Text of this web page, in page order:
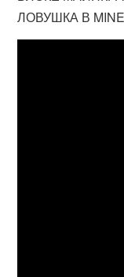
ЛОВУШКА В